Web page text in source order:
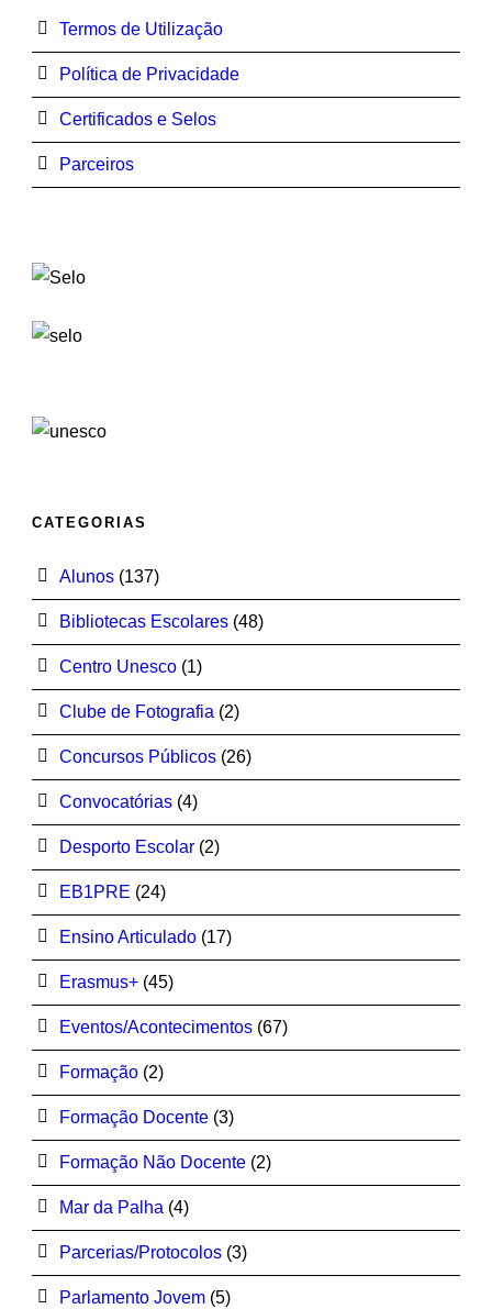
Termos de Utilização
Política de Privacidade
Certificados e Selos
Parceiros
CATEGORIAS
Alunos (137)
Bibliotecas Escolares (48)
Centro Unesco (1)
Clube de Fotografia (2)
Concursos Públicos (26)
Convocatórias (4)
Desporto Escolar (2)
EB1PRE (24)
Ensino Articulado (17)
Erasmus+ (45)
Eventos/Acontecimentos (67)
Formação (2)
Formação Docente (3)
Formação Não Docente (2)
Mar da Palha (4)
Parcerias/Protocolos (3)
Parlamento Jovem (5)